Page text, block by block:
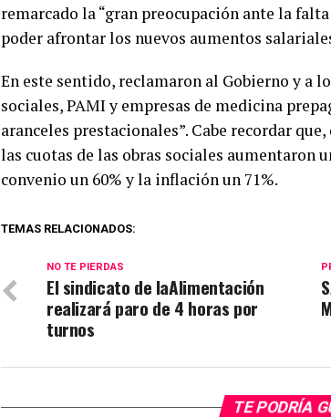
remarcado la “gran preocupación ante la
poder afrontar los nuevos aumentos
En este sentido, reclamaron al Gobierno y a
sociales, PAMI y empresas de medicina
aranceles prestacionales”. Cabe recordar
las cuotas de las obras sociales aumentaron
convenio un 60% y la inflación un 71%.
TEMAS RELACIONADOS:
NO TE PIERDAS
El sindicato de laAlimentación
realizará paro de 4 horas por
turnos
TE PODRÍA